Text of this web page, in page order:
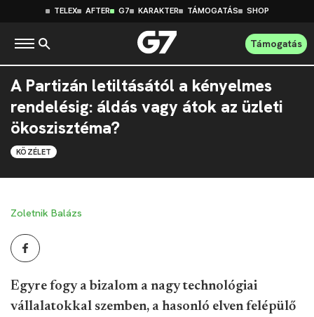
TELEX AFTER G7 KARAKTER TÁMOGATÁS SHOP
Támogatás
A Partizán letiltásától a kényelmes
rendelésig: áldás vagy átok az üzleti
ökoszisztéma?
KÖZÉLET
Zoletnik Balázs
Egyre fogy a bizalom a nagy technológiai
vállalatokkal szemben, a hasonló elven felépülő